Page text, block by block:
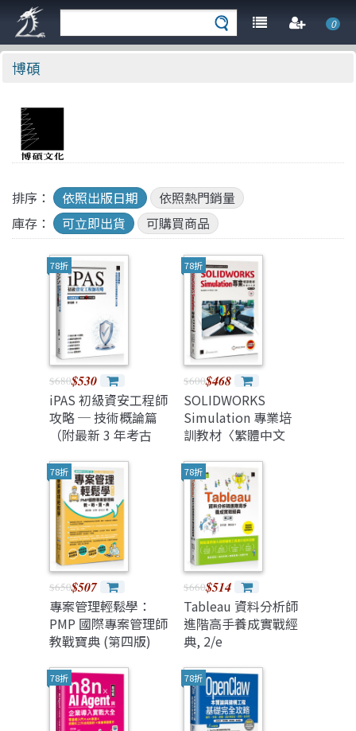
0
博碩
排序： 依照出版日期
依照熱門銷量
庫存：
可立即出貨 可購買商品
78折
$680$530
iPAS 初級資安工程師
攻略 ─ 技術概論篇
（附最新 3 年考古
78折
$600$468
SOLIDWORKS
Simulation 專業培
訓教材〈繁體中文
78折
$650$507
專案管理輕鬆學：
PMP 國際專案管理師
教戰寶典 (第四版)
(全面融入價值交付與
行動框架)]
78折
$660$514
Tableau 資料分析師
進階高手養成實戰經
典, 2/e
78折 78折